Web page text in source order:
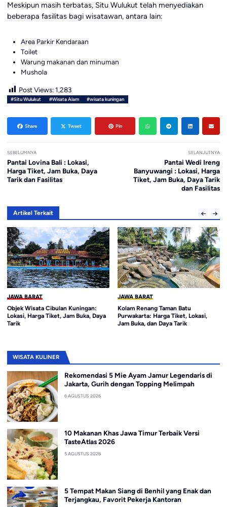
Meskipun masih terbatas, Situ Wulukut telah menyediakan
beberapa fasilitas bagi wisatawan, antara lain:
Area Parkir Kendaraan
Toilet
Warung makanan dan minuman
Mushola
Post Views: 1,283
#Situ Wulukut #Wisata Alam #wisata kuningan
Share Tweet Pin
SEBELUMNYA
Pantai Lovina Bali : Lokasi,
Harga Tiket, Jam Buka, Daya
Tarik dan Fasilitas
SELANJUTNYA
Pantai Wedi Ireng
Banyuwangi : Lokasi, Harga
Tiket, Jam Buka, Daya Tarik
dan Fasilitas
Artikel Terkait
JAWA BARAT
Objek Wisata Cibulan Kuningan:
Lokasi, Harga Tiket, Jam Buka, Daya
Tarik
JAWA BARAT
Kolam Renang Taman Batu
Purwakarta: Harga Tiket, Lokasi,
Jam Buka, dan Daya Tarik
WISATA KULINER
Rekomendasi 5 Mie Ayam Jamur Legendaris di
Jakarta, Gurih dengan Topping Melimpah
6 AGUSTUS 2026
10 Makanan Khas Jawa Timur Terbaik Versi
TasteAtlas 2026
5 AGUSTUS 2026
5 Tempat Makan Siang di Benhil yang Enak dan
Terjangkau, Favorit Pekerja Kantoran